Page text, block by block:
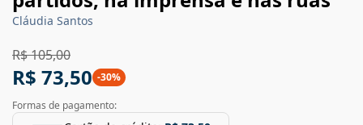
Cláudia Santos
R$ 105,00
R$ 73,50 -30%
Formas de pagamento: